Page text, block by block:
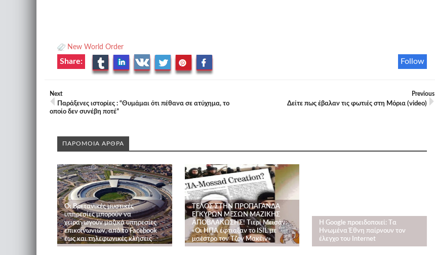
New World Order
Follow
Share:
Next
Παράξενες ιστορίες : “Θυμάμαι ότι πέθανα σε ατύχημα, το
οποίο δεν συνέβη ποτέ”
Previous
Δείτε πως έβαλαν τις φωτιές στη Μόρια (video)
ΠΑΡΟΜΟΙΑ ΑΡΘΡΑ
Οι Βρετανικές μυστικές
υπηρεσίες μπορούν να
χειραγωγούν μαζικά υπηρεσίες
επικοινωνιών, από το Facebook
έως και τηλεφωνικές κλήσεις
ΤΕΛΟΣ ΣΤΗΝ ΠΡΟΠΑΓΑΝΔΑ
ΕΓΚΥΡΩΝ ΜΕΣΩΝ ΜΑΖΙΚΗΣ
ΑΠΟΒΛΑΚΩΣΗΣ! Tιερί Μεϊσάν:
«Οι ΗΠΑ έφτιαξαν το ISIL με
μαέστρο τον Τζον Μακέιν»
Η Google προειδοποιεί: Tα
Ηνωμένα Έθνη παίρνουν τον
έλεγχο του Internet